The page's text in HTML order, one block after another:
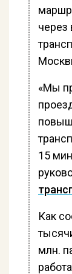
через
«Мы
15
Как
млн.